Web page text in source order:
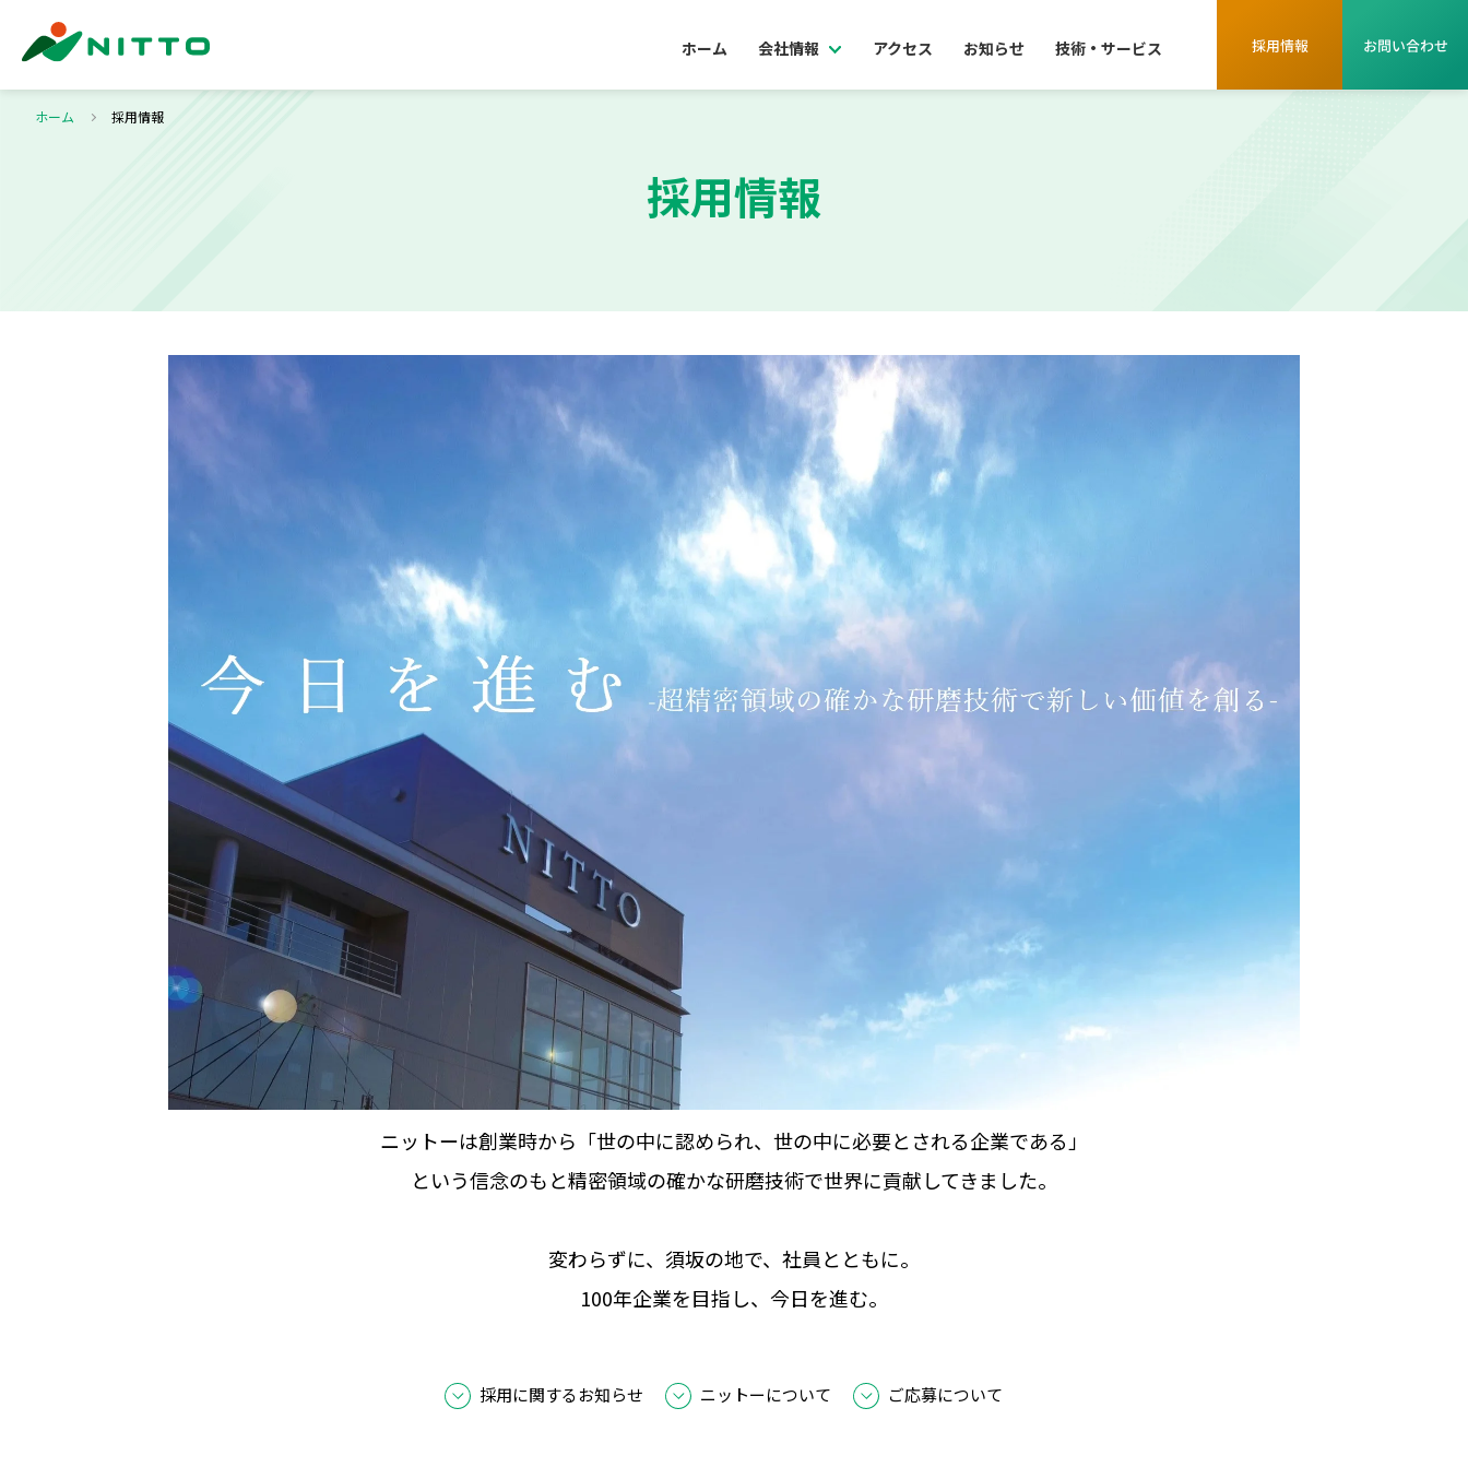
ホーム 会社情報 Show submenu for 会社情報
アクセス お知らせ 技術・サービス
ホーム 採用情報
採用情報
ニットーは創業時から「世の中に認められ、世の中に必要とされる企業である」
という信念のもと精密領域の確かな研磨技術で世界に貢献してきました。
変わらずに、須坂の地で、社員とともに。
100年企業を目指し、今日を進む。
採用に関するお知らせ ニットーについて ご応募について